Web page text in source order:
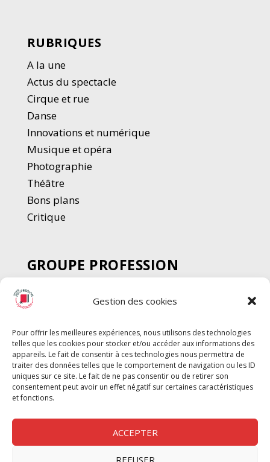
Gestion des cookies
Pour offrir les meilleures expériences, nous utilisons des technologies
telles que les cookies pour stocker et/ou accéder aux informations des
appareils. Le fait de consentir à ces technologies nous permettra de
traiter des données telles que le comportement de navigation ou les ID
uniques sur ce site. Le fait de ne pas consentir ou de retirer son
consentement peut avoir un effet négatif sur certaines caractéristiques
et fonctions.
ACCEPTER
REFUSER
RUBRIQUES
A la une
Actus du spectacle
Cirque et rue
Danse
Innovations et numérique
Musique et opéra
Photographie
Théâtre
Bons plans
Critique
GROUPE PROFESSION
SPECTACLE
Chèque Intermittents
Chèque Compta
Chèque Emploi Spectacle
G-Pods
Profession Audio-visuel